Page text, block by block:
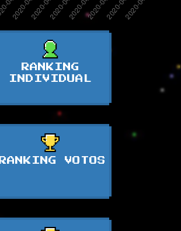
RANKING
INDIVIDUAL
RANKING VOTOS